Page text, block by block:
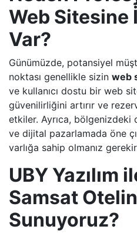
Web Sitesine
Var?
Günümüzde, potansiyel
noktası genellikle sizin web
ve kullanıcı dostu bir web
güvenilirliğini artırır ve
etkiler. Ayrıca, bölgenizdeki
ve dijital pazarlamada öne
varlığa sahip olmanız
UBY Yazılım
Samsat
Sunuyoruz?